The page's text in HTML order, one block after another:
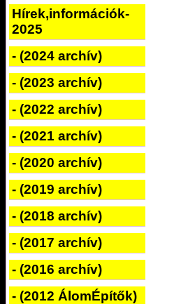
Hírek,információk-
2025
- (2024 archív)
- (2023 archív)
- (2022 archív)
- (2021 archív)
- (2020 archív)
- (2019 archív)
- (2018 archív)
- (2017 archív)
- (2016 archív)
- (2012 ÁlomÉpítők)